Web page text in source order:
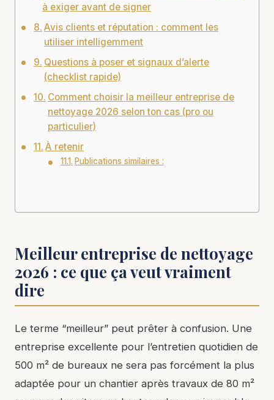
à exiger avant de signer
Avis clients et réputation : comment les
utiliser intelligemment
Questions à poser et signaux d’alerte
(checklist rapide)
Comment choisir la meilleur entreprise de
nettoyage 2026 selon ton cas (pro ou
particulier)
À retenir
Publications similaires :
Meilleur entreprise de nettoyage
2026 : ce que ça veut vraiment
dire
Le terme “meilleur” peut prêter à confusion. Une
entreprise excellente pour l’entretien quotidien de
500 m² de bureaux ne sera pas forcément la plus
adaptée pour un chantier après travaux de 80 m²